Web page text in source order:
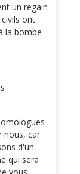
un regain
ont
la bombe
nous, car
d'un
qui sera